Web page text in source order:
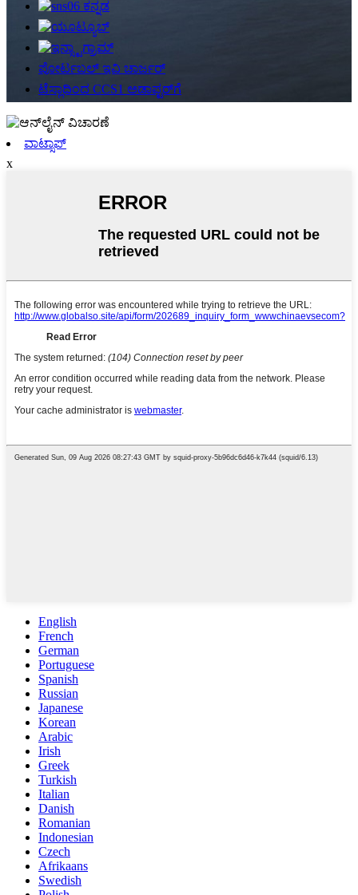
ಪೋರ್ಟಬಲ್ ಇವಿ ಚಾರ್ಜರ್
ಟೆಸ್ಲಾದಿಂದ CCS1 ಅಡಾಪ್ಟರ್‌ಗೆ
ವಾಟ್ಸಾಪ್
x
English
French
German
Portuguese
Spanish
Russian
Japanese
Korean
Arabic
Irish
Greek
Turkish
Italian
Danish
Romanian
Indonesian
Czech
Afrikaans
Swedish